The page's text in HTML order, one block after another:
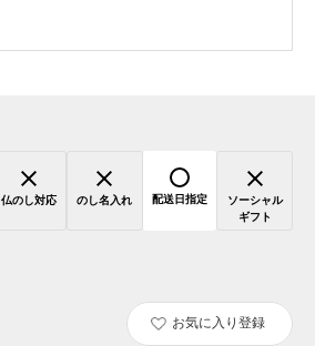
仏のし対応 のし名入れ 配送日指定
ソーシャル
ギフト
お気に入り登録